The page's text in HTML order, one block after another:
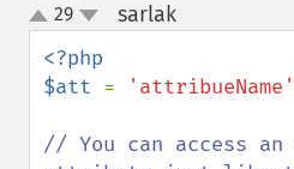
up
down
29 sarlak¶
<?php
$att = 'attribueName'
// You can access an